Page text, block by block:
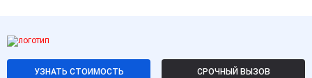
УЗНАТЬ СТОИМОСТЬ СРОЧНЫЙ ВЫЗОВ